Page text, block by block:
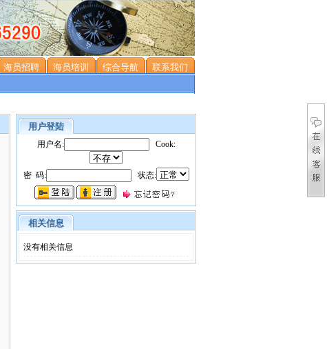
海员招聘 海员培训 综合导航 联系我们
用户登陆
用户名: Cook:
密 码: 状态:
相关信息
没有相关信息